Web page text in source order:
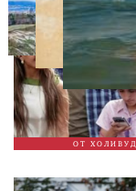
ОТ ХОЛИВУД